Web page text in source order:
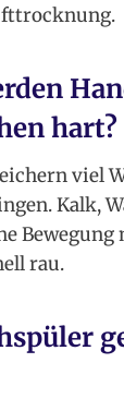
hart?
viel
Kalk,
Bewegung
rau.